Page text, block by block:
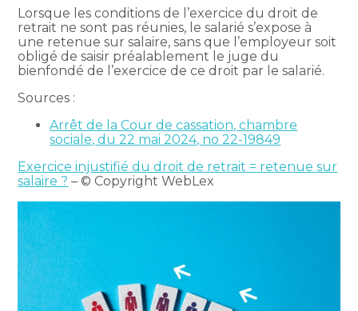
Lorsque les conditions de l’exercice du droit de
retrait ne sont pas réunies, le salarié s’expose à
une retenue sur salaire, sans que l’employeur soit
obligé de saisir préalablement le juge du
bienfondé de l’exercice de ce droit par le salarié.
Sources :
Arrêt de la Cour de cassation, chambre
sociale, du 22 mai 2024, no 22-19849
Exercice injustifié du droit de retrait = retenue sur
salaire ? – © Copyright WebLex